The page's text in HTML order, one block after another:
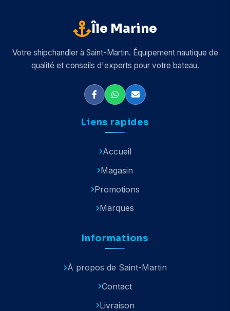
Île Marine
Votre shipchandler à Saint-Martin. Équipement nautique de
qualité et conseils d'experts pour votre bateau.
Liens rapides
Accueil
Magasin
Promotions
Marques
Informations
À propos de Saint-Martin
Contact
Livraison